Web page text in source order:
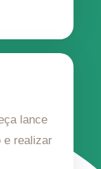
lance
e realizar